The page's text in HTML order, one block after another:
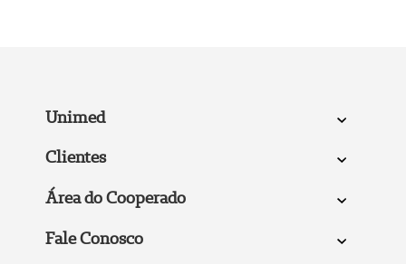
Unimed
Clientes
Área do Cooperado
Fale Conosco